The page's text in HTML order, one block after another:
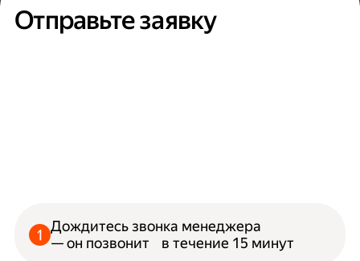
Отправьте заявку
Дождитесь звонка менеджера
— он позвонит в течение 15 минут